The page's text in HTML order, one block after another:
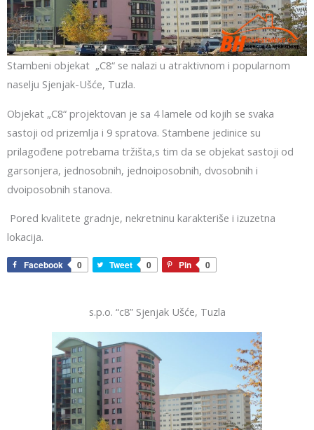
Stambeni objekat „C8“ se nalazi u atraktivnom i popularnom
naselju Sjenjak-Ušće, Tuzla.
Objekat „C8“ projektovan je sa 4 lamele od kojih se svaka
sastoji od prizemlja i 9 spratova. Stambene jedinice su
prilagođene potrebama tržišta,s tim da se objekat sastoji od
garsonjera, jednosobnih, jednoiposobnih, dvosobnih i
dvoiposobnih stanova.
Pored kvalitete gradnje, nekretninu karakteriše i izuzetna
lokacija.
Facebook 0 Tweet 0 Pin 0
s.p.o. “c8” Sjenjak Ušće, Tuzla